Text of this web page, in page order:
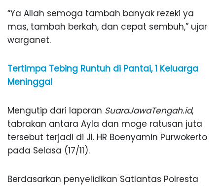
“Ya Allah semoga tambah banyak rezeki ya
mas, tambah berkah, dan cepat sembuh,” ujar
warganet.
Tertimpa Tebing Runtuh di Pantai, 1 Keluarga
Meninggal
Mengutip dari laporan SuaraJawaTengah.id,
tabrakan antara Ayla dan moge ratusan juta
tersebut terjadi di Jl. HR Boenyamin Purwokerto
pada Selasa (17/11).
Berdasarkan penyelidikan Satlantas Polresta